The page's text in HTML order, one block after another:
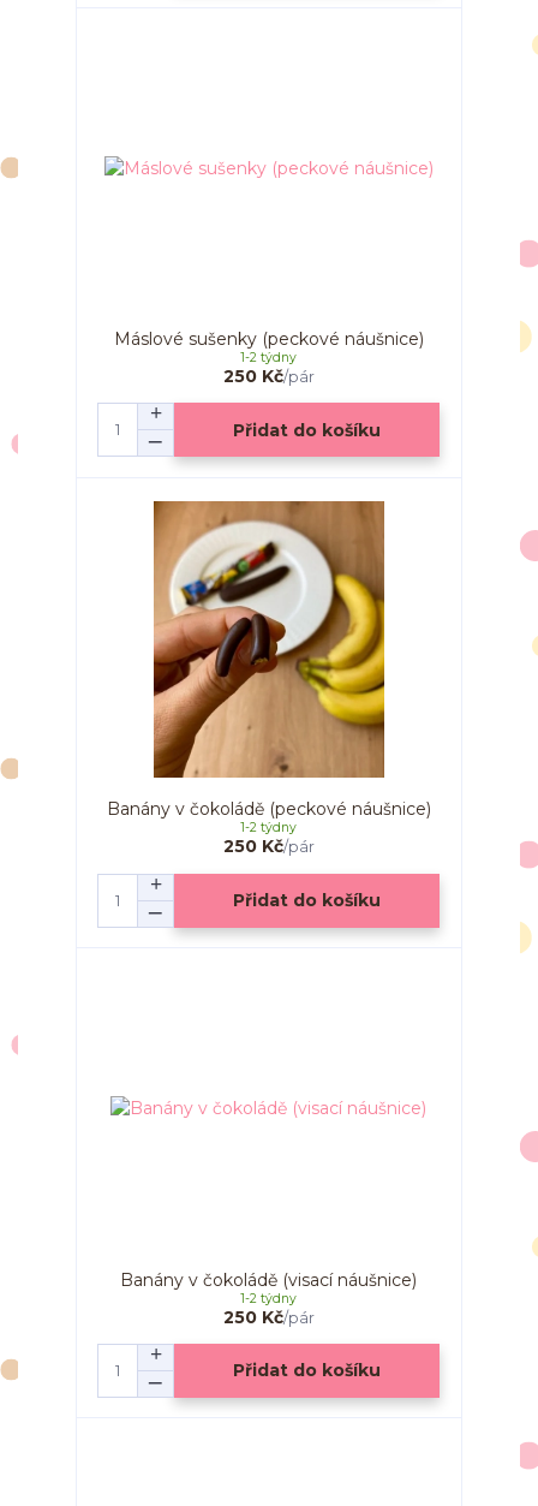
Máslové sušenky (peckové náušnice)
250 Kč/pár
1-2 týdny
Přidat do košíku
Banány v čokoládě (peckové náušnice)
250 Kč/pár
1-2 týdny
Přidat do košíku
Banány v čokoládě (visací náušnice)
250 Kč/pár
1-2 týdny
Přidat do košíku